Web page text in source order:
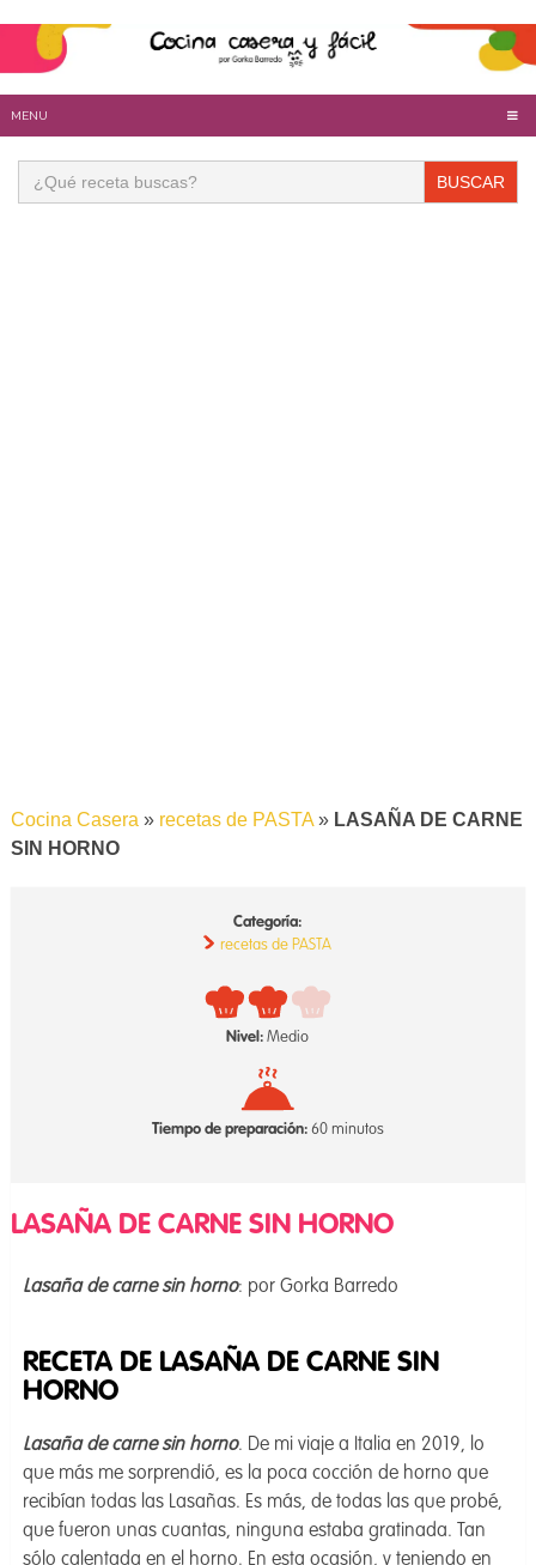
MENU
Buscar:
Cocina Casera» recetas de PASTA» LASAÑA DE CARNE
SIN HORNO
Categoría:
recetas de PASTA
Nivel: Medio
Tiempo de preparación:60 minutos
LASAÑA DE CARNE SIN HORNO
Lasaña de carne sin horno: por Gorka Barredo
RECETA DE LASAÑA DE CARNE SIN
HORNO
Lasaña de carne sin horno. De mi viaje a Italia en 2019, lo
que más me sorprendió, es la poca cocción de horno que
recibían todas las Lasañas. Es más, de todas las que probé,
que fueron unas cuantas, ninguna estaba gratinada. Tan
sólo calentada en el horno. En esta ocasión, y teniendo en